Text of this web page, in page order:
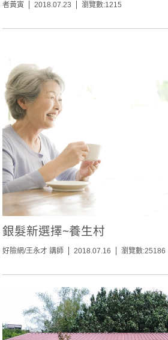
者黃寅 2018.07.23 瀏覽數:1215
銀髮新選擇~養生村
好險網/王永才 講師 2018.07.16 瀏覽數:25186